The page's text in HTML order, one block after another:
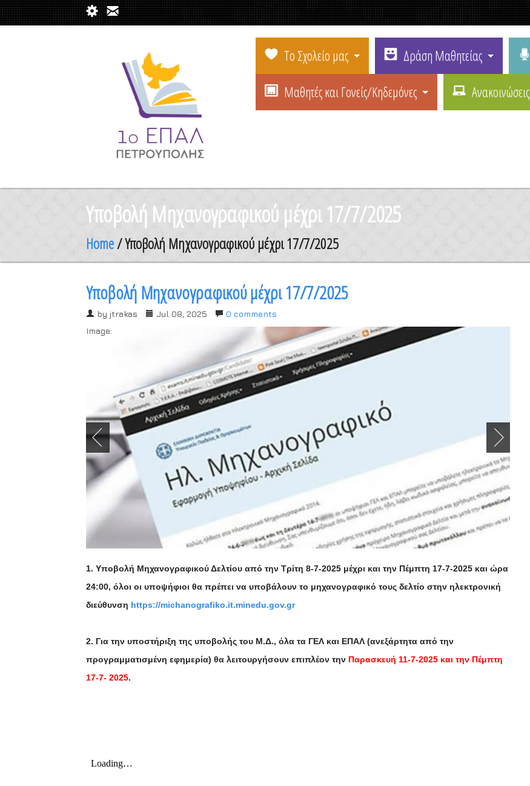
Το Σχολείο μας Δράση Μαθητείας
Μαθητές και Γονείς/Κηδεμόνες
Ανακοινώσεις
Υποβολή Μηχανογραφικού μέχρι 17/7/2025
Home/ Υποβολή Μηχανογραφικού μέχρι 17/7/2025
Υποβολή Μηχανογραφικού μέχρι 17/7/2025
by jtrakas Jul 08, 2025
0 comments
Image:
1. Υποβολή Μηχανογραφικού Δελτίου από την Τρίτη 8-7-2025 μέχρι και την Πέμπτη 17-7-2025 και ώρα
24:00, όλοι οι υποψήφιοι θα πρέπει να υποβάλουν το μηχανογραφικό τους δελτίο στην ηλεκτρονική
διεύθυνση https://michanografiko.it.minedu.gov.gr
2. Για την υποστήριξη της υποβολής του Μ.Δ., όλα τα ΓΕΛ και ΕΠΑΛ (ανεξάρτητα από την
προγραμματισμένη εφημερία) θα λειτουργήσουν επιπλέον την Παρασκευή 11-7-2025 και την Πέμπτη
17-7- 2025.